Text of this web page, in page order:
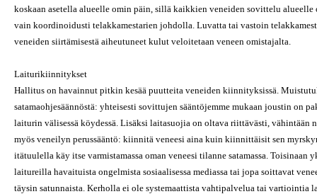
koskaan asetella alueelle omin päin, sillä kaikkien veneiden sovittelu
vain koordinoidusti telakkamestarien johdolla. Luvatta tai vastoin
veneiden siirtämisestä aiheutuneet kulut veloitetaan veneen omistajalta.
Laiturikiinnitykset
Hallitus on havainnut pitkin kesää puutteita veneiden kiinnityksissä.
satamaohjesäännöstä: yhteisesti sovittujen sääntöjemme mukaan joustin on
laiturin välisessä köydessä. Lisäksi laitasuojia on oltava riittävästi, vähintään
myös veneilyn perussääntö: kiinnitä veneesi aina kuin kiinnittäisit sen
itätuulella käy itse varmistamassa oman veneesi tilanne satamassa. Toisinaan
laitureilla havaituista ongelmista sosiaalisessa mediassa tai jopa soittavat
täysin satunnaista. Kerholla ei ole systemaattista vahtipalvelua tai vartiointia